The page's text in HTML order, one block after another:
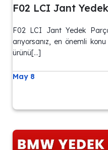
F02 LCI Jant
F02 LCI Jant Yedek
arıyorsanız, en önemli
ürünü[…]
May 8